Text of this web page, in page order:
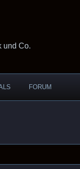
und Co.
FORUM